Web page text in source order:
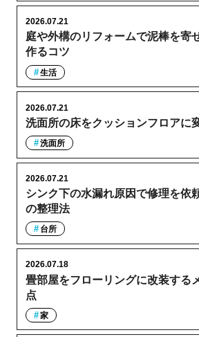
庭や外構のリフォームで泥棒を寄
作るコツ
2026.07.21
生活
洗面所の床をクッションフロアに
2026.07.21
洗面所
シンク下の水漏れ原因で修理を依
の整理法
2026.07.21
台所
畳部屋をフローリングに改装する
点
2026.07.18
家